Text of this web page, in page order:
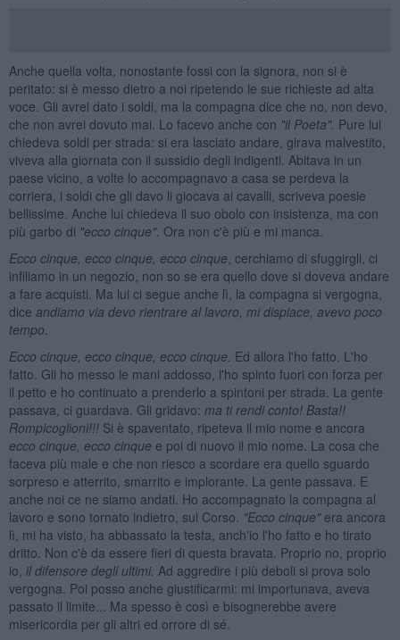
Anche quella volta, nonostante fossi con la signora, non si è
peritato: si è messo dietro a noi ripetendo le sue richieste ad alta
voce. Gli avrei dato i soldi, ma la compagna dice che no, non devo,
che non avrei dovuto mai. Lo facevo anche con "il Poeta". Pure lui
chiedeva soldi per strada: si era lasciato andare, girava malvestito,
viveva alla giornata con il sussidio degli indigenti. Abitava in un
paese vicino, a volte lo accompagnavo a casa se perdeva la
corriera, i soldi che gli davo li giocava ai cavalli, scriveva poesie
bellissime. Anche lui chiedeva il suo obolo con insistenza, ma con
più garbo di "ecco cinque". Ora non c'è più e mi manca.
Ecco cinque, ecco cinque, ecco cinque , cerchiamo di sfuggirgli, ci
infiliamo in un negozio, non so se era quello dove si doveva andare
a fare acquisti. Ma lui ci segue anche lì, la compagna si vergogna,
dice andiamo via devo rientrare al lavoro, mi dispiace, avevo poco
tempo
Ecco cinque, ecco cinque, ecco cinque. Ed allora l'ho fatto. L'ho
fatto. Gli ho messo le mani addosso, l'ho spinto fuori con forza per
il petto e ho continuato a prenderlo a spintoni per strada. La gente
passava, ci guardava. Gli gridavo: ma ti rendi conto! Basta!!
Rompicoglioni!!! Si è spaventato, ripeteva il mio nome e ancora
ecco cinque, ecco cinque e poi di nuovo il mio nome. La cosa che
faceva più male e che non riesco a scordare era quello sguardo
sorpreso e atterrito, smarrito e implorante. La gente passava. E
anche noi ce ne siamo andati. Ho accompagnato la compagna al
lavoro e sono tornato indietro, sul Corso. "Ecco cinque"era ancora
lì, mi ha visto, ha abbassato la testa, anch'io l'ho fatto e ho tirato
dritto. Non c'è da essere fieri di questa bravata. Proprio no, proprio
io, il difensore degli ultimi. Ad aggredire i più deboli si prova solo
vergogna. Poi posso anche giustificarmi: mi importunava, aveva
passato il limite... Ma spesso è così e bisognerebbe avere
misericordia per gli altri ed orrore di sé.